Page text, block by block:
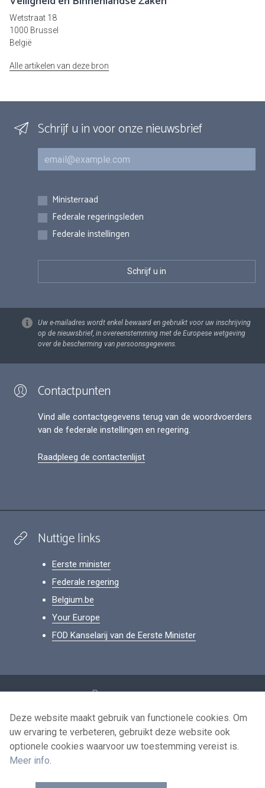
Wetstraat 18
1000 Brussel
België
Alle artikelen van deze bron
Schrijf u in voor onze nieuwsbrief
E-mail
Inschrijvingen
Ministerraad
Federale regeringsleden
Federale instellingen
Uw e-mailadres wordt enkel bewaard en gebruikt voor uw inschrijving
op de nieuwsbrief, in overeenstemming met de Europese wetgeving
over de bescherming van persoonsgegevens.
Contactpunten
Vind alle contactgegevens terug van de woordvoerders
van de federale instellingen en regering.
Raadpleeg de contactenlijst
Nuttige links
Eerste minister
Federale regering
Belgium.be
Your Europe
FOD Kanselarij van de Eerste Minister
Persoonsgegevens
Voorwaarden voor het hergebruik
Contacteer ons
Deze website maakt gebruik van functionele cookies. Om
uw ervaring te verbeteren, gebruikt deze website ook
optionele cookies waarvoor uw toestemming vereist is.
Meer info.